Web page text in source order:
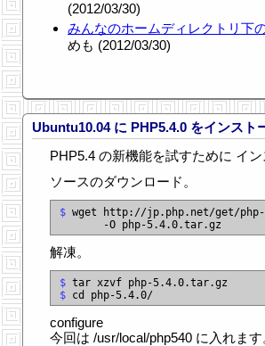
(2012/03/30)
みんなのホームディレクトリ下
めも (2012/03/30)
Ubuntu10.04 に PHP5.4.0 をインスト
PHP5.4 の新機能を試すために イン
ソースのダウンロード。
$ wget http://jp.php.net/get/
解凍。
$
$
configure
今回は /usr/local/php540 に入れます